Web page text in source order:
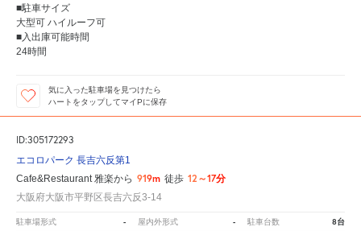
■駐車サイズ
大型可 ハイルーフ可
■入出庫可能時間
24時間
気に入った駐車場を見つけたら
ハートをタップしてマイPに保存
ID:305172293
エコロパーク 長吉六反第1
Cafe&Restaurant 雅楽から 919m 徒歩 12～17分
大阪府大阪市平野区長吉六反3-14
駐車場形式 - 屋内外形式 - 駐車台数 8台